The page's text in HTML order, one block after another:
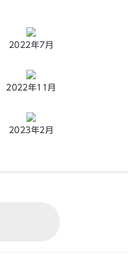
2022年7月
2022年11月
2023年2月